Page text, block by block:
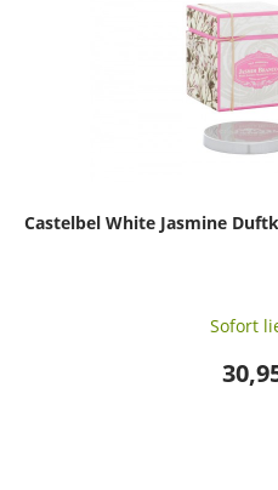
Castelbel White Jasmine
Sofort